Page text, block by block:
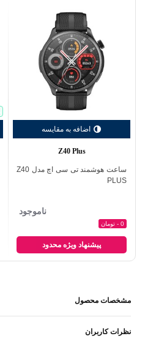
اضافه به مقایسه
Z40 Plus
ساعت هوشمند تی سی اچ مدل Z40
PLUS
ناموجود
0 - تومان
پیشنهاد ویژه محدود
مشخصات محصول
نظرات کاربران